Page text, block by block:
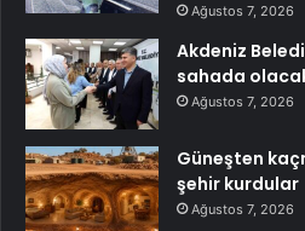
Ağustos 7, 2026
Akdeniz
sahada
Ağustos 7, 2026
Güneşten
şehir kurdular
Ağustos 7, 2026